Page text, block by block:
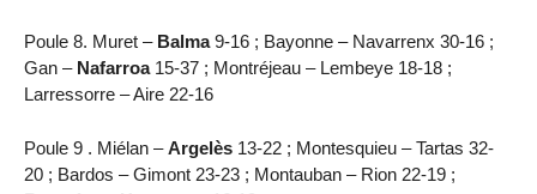
Poule 8. Muret – Balma9-16 ; Bayonne – Navarrenx 30-16 ;
Gan – Nafarroa15-37 ; Montréjeau – Lembeye 18-18 ;
Larressorre – Aire 22-16
Poule 9 . Miélan –Argelès 13-22 ; Montesquieu – Tartas 32-
20 ; Bardos – Gimont 23-23 ; Montauban – Rion 22-19 ;